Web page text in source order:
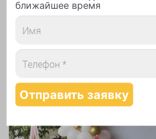
ближайшее время